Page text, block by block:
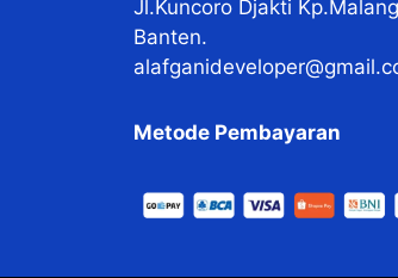
Jl.Kuncoro Djakti
Banten.
Metode Pembayaran